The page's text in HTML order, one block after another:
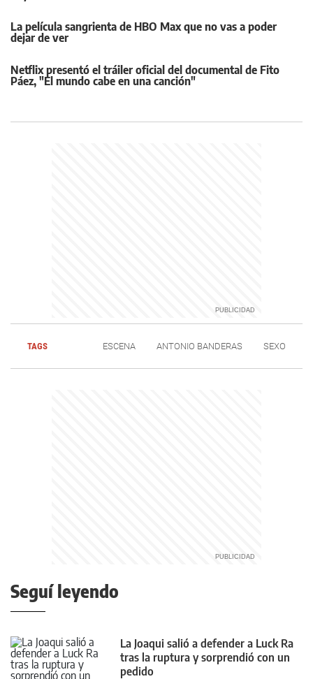
La película sangrienta de HBO Max que no vas a poder
dejar de ver
Netflix presentó el tráiler oficial del documental de Fito
Páez, "El mundo cabe en una canción"
TAGS ESCENA ANTONIO BANDERAS SEXO
Seguí leyendo
La Joaqui salió a defender a Luck Ra
tras la ruptura y sorprendió con un
pedido